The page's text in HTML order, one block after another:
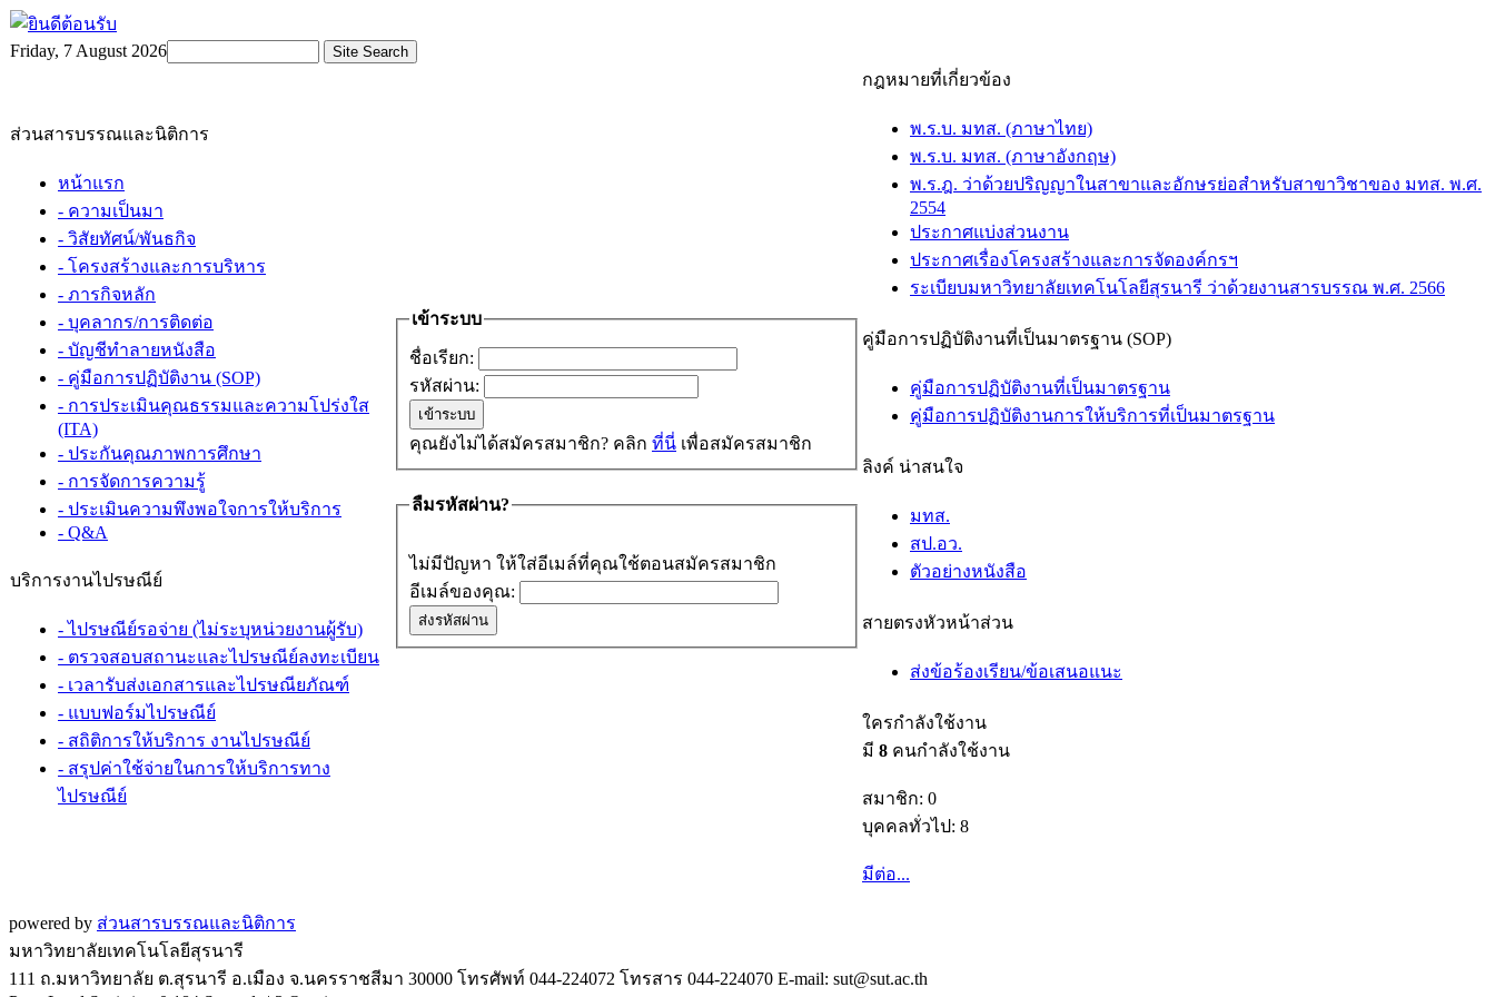
Friday, 7 August 2026
ส่วนสารบรรณและนิติการ
หน้าแรก
- ความเป็นมา
- วิสัยทัศน์/พันธกิจ
- โครงสร้างและการบริหาร
- ภารกิจหลัก
- บุคลากร/การติดต่อ
- บัญชีทำลายหนังสือ
- คู่มือการปฏิบัติงาน (SOP)
- การประเมินคุณธรรมและความโปร่งใส
(ITA)
- ประกันคุณภาพการศึกษา
- การจัดการความรู้
- ประเมินความพึงพอใจการให้บริการ
- Q&A
บริการงานไปรษณีย์
- ไปรษณีย์รอจ่าย (ไม่ระบุหน่วยงานผู้รับ)
- ตรวจสอบสถานะและไปรษณีย์ลงทะเบียน
- เวลารับส่งเอกสารและไปรษณียภัณฑ์
- แบบฟอร์มไปรษณีย์
- สถิติการให้บริการ งานไปรษณีย์
- สรุปค่าใช้จ่ายในการให้บริการทาง
ไปรษณีย์
เข้าระบบ
ชื่อเรียก:
รหัสผ่าน:
คุณยังไม่ได้สมัครสมาชิก? คลิก ที่นี่ เพื่อสมัครสมาชิก
ลืมรหัสผ่าน?
ไม่มีปัญหา ให้ใส่อีเมล์ที่คุณใช้ตอนสมัครสมาชิก
อีเมล์ของคุณ:
กฎหมายที่เกี่ยวข้อง
พ.ร.บ. มทส. (ภาษาไทย)
พ.ร.บ. มทส. (ภาษาอังกฤษ)
พ.ร.ฎ. ว่าด้วยปริญญาในสาขาและอักษรย่อสำหรับสาขาวิชาของ มทส. พ.ศ.
2554
ประกาศแบ่งส่วนงาน
ประกาศเรื่องโครงสร้างและการจัดองค์กรฯ
ระเบียบมหาวิทยาลัยเทคโนโลยีสุรนารี ว่าด้วยงานสารบรรณ พ.ศ. 2566
คู่มือการปฏิบัติงานที่เป็นมาตรฐาน (SOP)
คู่มือการปฏิบัติงานที่เป็นมาตรฐาน
คู่มือการปฏิบัติงานการให้บริการที่เป็นมาตรฐาน
ลิงค์ น่าสนใจ
มทส.
สป.อว.
ตัวอย่างหนังสือ
สายตรงหัวหน้าส่วน
ส่งข้อร้องเรียน/ข้อเสนอแนะ
ใครกำลังใช้งาน
มี 8 คนกำลังใช้งาน
สมาชิก: 0
บุคคลทั่วไป: 8
มีต่อ...
powered by ส่วนสารบรรณและนิติการ
มหาวิทยาลัยเทคโนโลยีสุรนารี
111 ถ.มหาวิทยาลัย ต.สุรนารี อ.เมือง จ.นครราชสีมา 30000 โทรศัพท์ 044-224072 โทรสาร 044-224070 E-mail: sut@sut.ac.th